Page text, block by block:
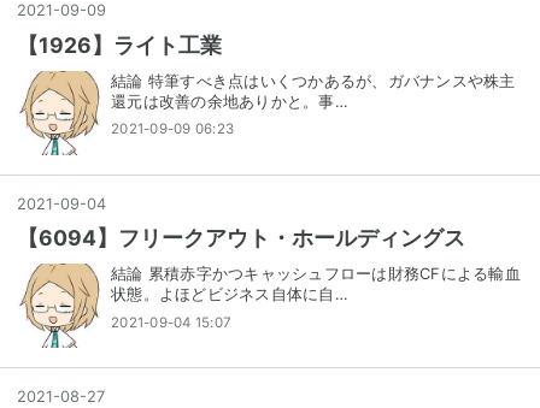
2021 -09-09
【1926】ライト工業
結論 特筆すべき点はいくつかあるが、ガバナンスや株主
還元は改善の余地ありかと。事…
2021-09-09 06:23
2021-09-04
【6094】フリークアウト・ホールディングス
結論 累積赤字かつキャッシュフローは財務CFによる輸血
状態。よほどビジネス自体に自…
2021-09-04 15:07
2021 -08-27